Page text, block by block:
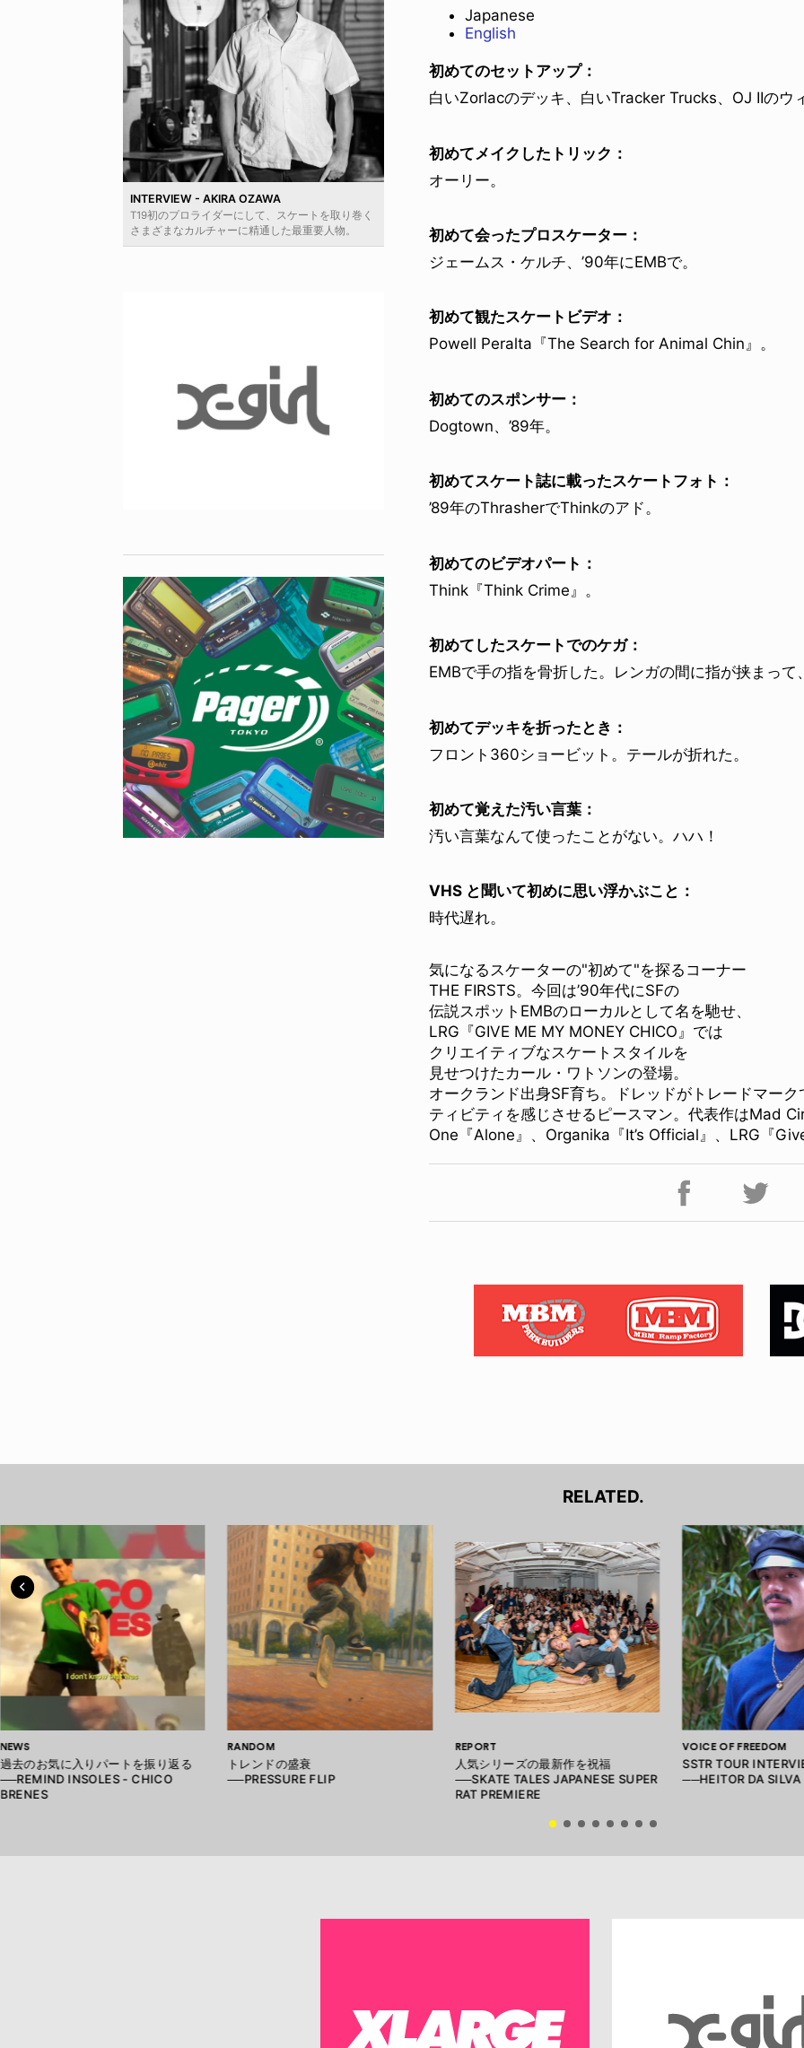
INTERVIEW - AKIRA OZAWA
T19初のプロライダーにして、スケートを取り巻く
さまざまなカルチャーに精通した最重要人物。
Japanese
English
初めてのセットアップ：
白いZorlacのデッキ、白いTracker Trucks、OJ IIのウ
初めてメイクしたトリック：
オーリー。
初めて会ったプロスケーター：
ジェームス・ケルチ、’90年にEMBで。
初めて観たスケートビデオ：
Powell Peralta『The Search for Animal Chin』。
初めてのスポンサー：
Dogtown、’89年。
初めてスケート誌に載ったスケートフォト：
’89年のThrasherでThinkのアド。
初めてのビデオパート：
Think『Think Crime』。
初めてしたスケートでのケガ：
EMBで手の指を骨折した。レンガの間に指が挟まって
初めてデッキを折ったとき：
フロント360ショービット。テールが折れた。
初めて覚えた汚い言葉：
汚い言葉なんて使ったことがない。ハハ！
VHS と聞いて初めに思い浮かぶこと：
時代遅れ。
気になるスケーターの"初めて"を探るコーナー
THE FIRSTS。今回は’90年代にSFの
伝説スポットEMBのローカルとして名を馳せ、
LRG『GIVE ME MY MONEY CHICO』では
クリエイティブなスケートスタイルを
見せつけたカール・ワトソンの登場。
オークランド出身SF育ち。ドレッドがトレードマー
ティビティを感じさせるピースマン。代表作はMad
One『Alone』、Organika『It’s Official』、LRG『
RELATED.
NEWS
過去のお気に入りパートを振り返る
──REMIND INSOLES - CHICO
BRENES
RANDOM
トレンドの盛衰
──PRESSURE FLIP
REPORT
人気シリーズの最新作を祝福
──SKATE TALES JAPANESE SUPER
RAT PREMIERE
VOICE OF FREEDOM
SSTR TOUR
──HEITOR DA